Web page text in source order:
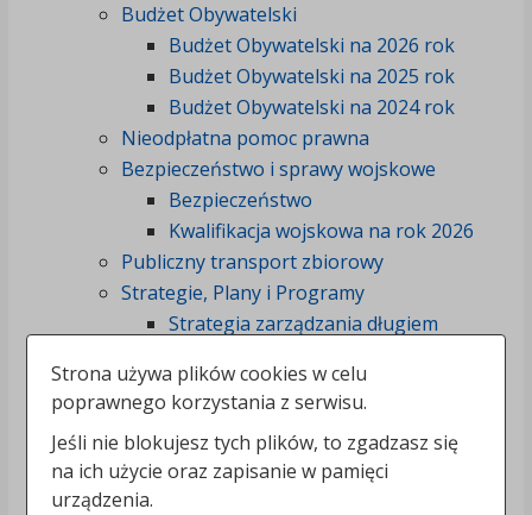
Budżet Obywatelski
Budżet Obywatelski na 2026 rok
Budżet Obywatelski na 2025 rok
Budżet Obywatelski na 2024 rok
Nieodpłatna pomoc prawna
Bezpieczeństwo i sprawy wojskowe
Bezpieczeństwo
Kwalifikacja wojskowa na rok 2026
Publiczny transport zbiorowy
Strategie, Plany i Programy
Strategia zarządzania długiem
Strategia rozwoju miasta Włocławek
2030+
Strategia rozwoju miasta
Włocławek 2030+
Strona używa plików cookies w celu
poprawnego korzystania z serwisu.
Jeśli nie blokujesz tych plików, to zgadzasz się
na ich użycie oraz zapisanie w pamięci
urządzenia.